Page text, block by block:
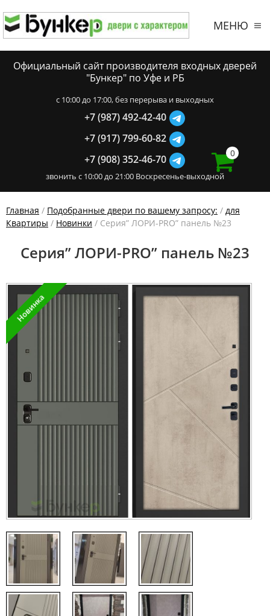
МЕНЮ
Официальный сайт производителя входных дверей
"Бункер" по Уфе и РБ
c 10:00 до 17:00, без перерыва и выходных
+7 (987) 492-42-40
+7 (917) 799-60-82
+7 (908) 352-46-70
звонить с 10:00 до 21:00 Воскресенье-выходной
0
Главная / Подобранные двери по вашему запросу: / для
Квартиры / Новинки / Серия” ЛОРИ-PRO” панель №23
Серия” ЛОРИ-PRO” панель №23
Новинка